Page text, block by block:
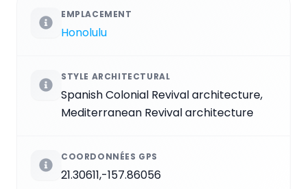
EMPLACEMENT
Honolulu
STYLE ARCHITECTURAL
Spanish Colonial Revival architecture,
Mediterranean Revival architecture
COORDONNÉES GPS
21.30611,-157.86056